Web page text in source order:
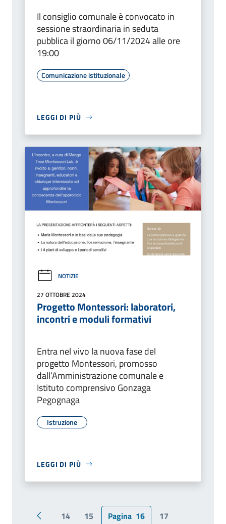
Il consiglio comunale è convocato in
sessione straordinaria in seduta
pubblica il giorno 06/11/2024 alle ore
19:00
Comunicazione istituzionale
LEGGI DI PIÙ
NOTIZIE
27 OTTOBRE 2024
Progetto Montessori: laboratori,
incontri e moduli formativi
Entra nel vivo la nuova fase del
progetto Montessori, promosso
dall’Amministrazione comunale e
Istituto comprensivo Gonzaga
Pegognaga
Istruzione
LEGGI DI PIÙ
Pagina precedente
14 15 Pagina 16 17